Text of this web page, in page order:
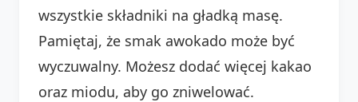
wszystkie składniki na gładką masę.
Pamiętaj, że smak awokado może być
wyczuwalny. Możesz dodać więcej kakao
oraz miodu, aby go zniwelować.